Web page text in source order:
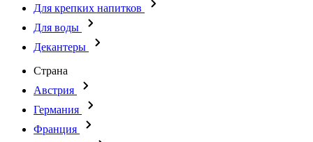
Для крепких напитков
Для воды
Декантеры
Страна
Австрия
Германия
Франция